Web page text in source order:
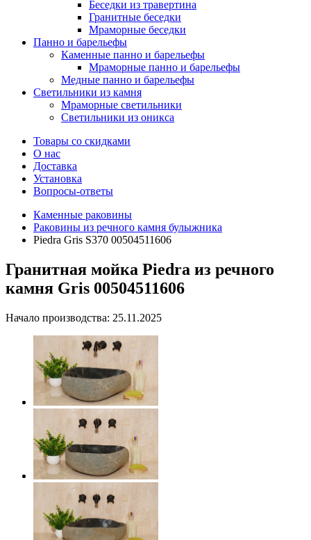
Беседки из травертина
Гранитные беседки
Мраморные беседки
Панно и барельефы
Каменные панно и барельефы
Мраморные панно и барельефы
Медные панно и барельефы
Светильники из камня
Мраморные светильники
Светильники из оникса
Товары со скидками
О нас
Доставка
Установка
Вопросы-ответы
Каменные раковины
Раковины из речного камня булыжника
Piedra Gris S370 00504511606
Гранитная мойка Piedra из речного
камня Gris 00504511606
Начало производства: 25.11.2025